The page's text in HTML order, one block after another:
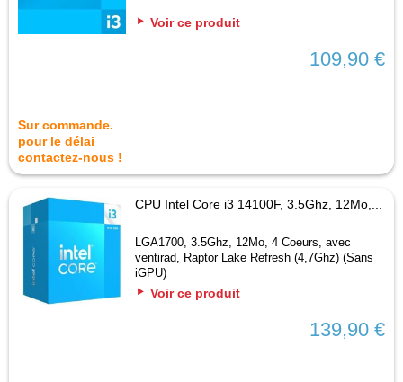
Voir ce produit
109,90 €
Sur commande.
pour le délai
contactez-nous !
CPU Intel Core i3 14100F, 3.5Ghz, 12Mo,...
LGA1700, 3.5Ghz, 12Mo, 4 Coeurs, avec
ventirad, Raptor Lake Refresh (4,7Ghz) (Sans
iGPU)
Voir ce produit
139,90 €